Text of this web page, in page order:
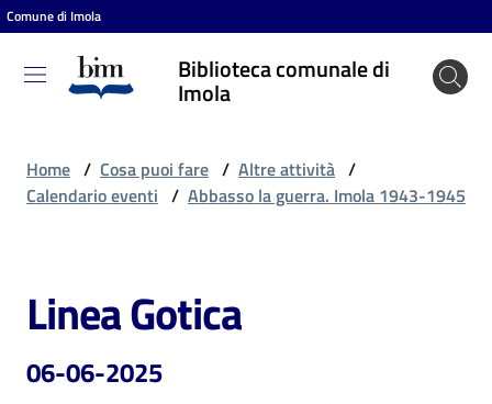
Vai al contenuto
Vai alla navigazione
Vai al footer
Comune di Imola
Biblioteca comunale di
Imola
Biblioteca
comunale
Cosa
puoi
fare
Home / Cosa puoi fare / Altre attività /
Calendario eventi / Abbasso la guerra. Imola 1943-1945
Salta al contenuto
Linea Gotica
06-06-2025